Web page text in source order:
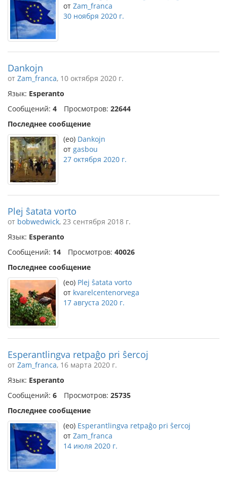
от Zam_franca
30 ноября 2020 г.
Dankojn
от Zam_franca, 10 октября 2020 г.
Язык: Esperanto
Сообщений: 4 Просмотров: 22644
Последнее сообщение
(eo) Dankojn
от gasbou
27 октября 2020 г.
Plej ŝatata vorto
от bobwedwick, 23 сентября 2018 г.
Язык: Esperanto
Сообщений: 14 Просмотров: 40026
Последнее сообщение
(eo) Plej ŝatata vorto
от kvarelcentenorvega
17 августа 2020 г.
Esperantlingva retpaĝo pri ŝercoj
от Zam_franca, 16 марта 2020 г.
Язык: Esperanto
Сообщений: 6 Просмотров: 25735
Последнее сообщение
(eo) Esperantlingva retpaĝo pri ŝercoj
от Zam_franca
14 июля 2020 г.